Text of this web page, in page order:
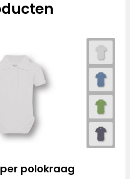
polokraag